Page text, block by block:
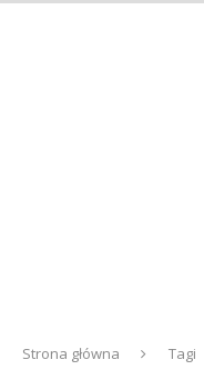
Strona główna Tagi